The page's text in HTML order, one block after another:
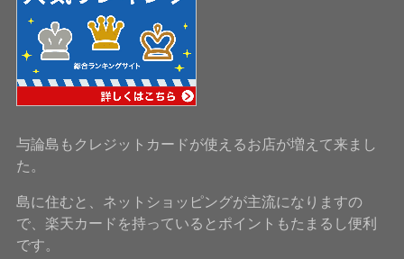
与論島もクレジットカードが使えるお店が増えて来まし
た。
島に住むと、ネットショッピングが主流になりますの
で、楽天カードを持っているとポイントもたまるし便利
です。